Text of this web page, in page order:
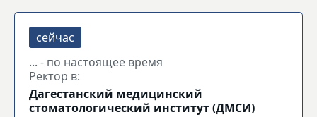
... - по настоящее время
Ректор в:
Дагестанский медицинский
стоматологический институт (ДМСИ)